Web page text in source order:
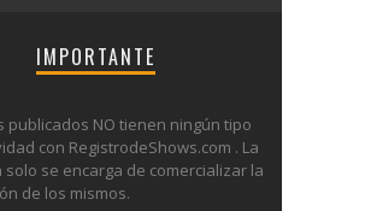
IMPORTANTE
publicados NO tienen ningún tipo
con RegistrodeShows.com . La
se encarga de comercializar la
de los mismos.